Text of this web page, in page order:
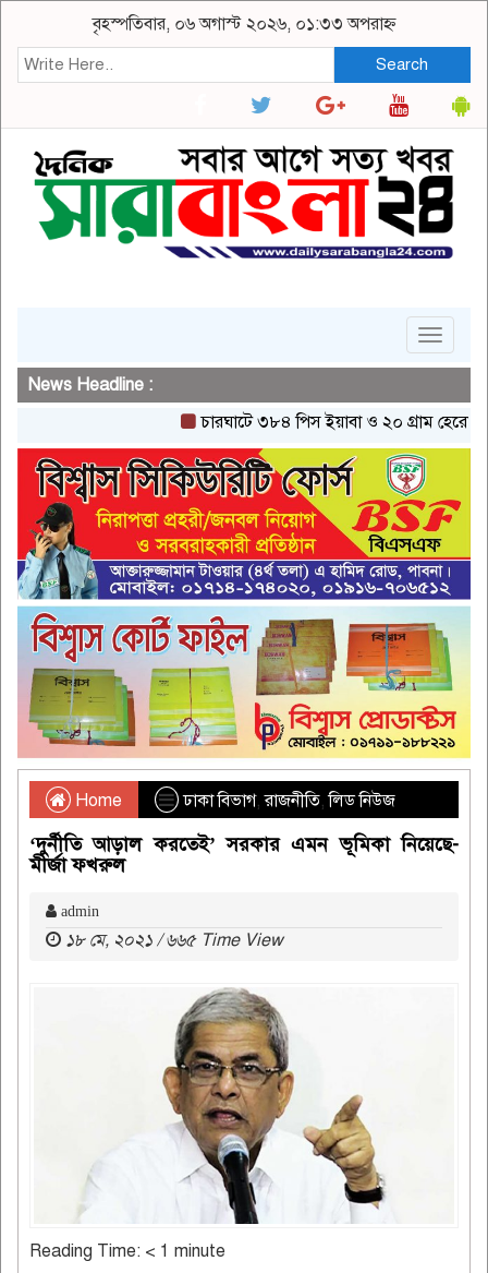
বৃহস্পতিবার, ০৬ অগাস্ট ২০২৬, ০১:৩৩ অপরাহ্ন
Search
Toggle
News Headline :
চারঘাটে ৩৮৪ পিস ইয়াবা ও ২০ গ্রাম হেরোইনসহ
Home ঢাকা বিভাগ,রাজনীতি,লিড নিউজ
‘দুর্নীতি আড়াল করতেই’ সরকার এমন ভূমিকা নিয়েছে-
মীর্জা ফখরুল
admin
১৮ মে, ২০২১ / ৬৬৫ Time View
Reading Time: < 1 minute